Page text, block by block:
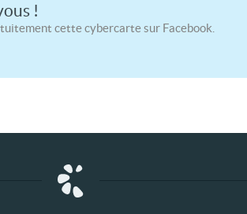
!
cette cybercarte sur Facebook.